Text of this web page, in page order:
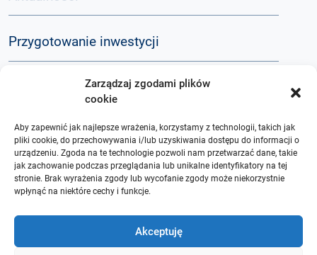
Zarządzaj zgodami plików
cookie
Aby zapewnić jak najlepsze wrażenia, korzystamy z technologii, takich jak
pliki cookie, do przechowywania i/lub uzyskiwania dostępu do informacji o
urządzeniu. Zgoda na te technologie pozwoli nam przetwarzać dane, takie
jak zachowanie podczas przeglądania lub unikalne identyfikatory na tej
stronie. Brak wyrażenia zgody lub wycofanie zgody może niekorzystnie
wpłynąć na niektóre cechy i funkcje.
Akceptuję
Przygotowanie inwestycji
Komunikacja społeczna
Baza wiedzy
Q&A